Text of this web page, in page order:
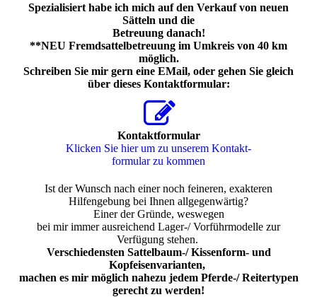
Spezialisiert habe ich mich auf den Verkauf von neuen
Sätteln und die
Betreuung danach!
**NEU Fremdsattelbetreuung im Umkreis von 40 km
möglich.
Schreiben Sie mir gern eine EMail, oder gehen Sie gleich
über dieses Kontaktformular:
Kontaktformular
Klicken Sie hier um zu unserem Kon­takt­
for­mu­lar zu kommen
Ist der Wunsch nach einer noch feineren, exakteren
Hilfengebung bei Ihnen allgegenwärtig?
Einer der Gründe, weswegen
bei mir immer ausreichend Lager-/ Vorführmodelle zur
Verfügung stehen.
Verschiedensten Sattelbaum-/ Kissenform- und
Kopfeisenvarianten,
machen es mir möglich nahezu jedem Pferde-/ Reitertypen
gerecht zu werden!